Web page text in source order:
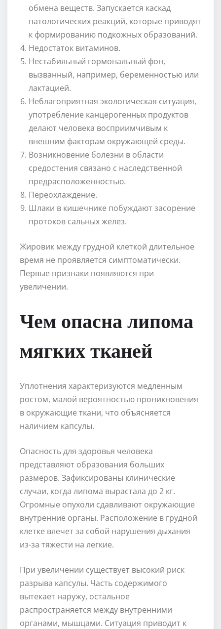
обмена веществ. Запускается каскад
патологических реакций, которые приводят
к формированию подкожных образований.
Недостаток витаминов.
Нестабильный гормональный фон,
вызванный, например, беременностью или
лактацией.
Неблагоприятная экологическая ситуация,
употребление канцерогенных продуктов
делают человека восприимчивым к
внешним факторам окружающей среды.
Возникновение болезни в области
средостения связано с наследственной
предрасположенностью.
Переохлаждение.
Шлаки в кишечнике побуждают засорение
протоков сальных желез.
Жировик между грудной клеткой длительное
время не проявляется симптоматически.
Первые признаки появляются при
увеличении.
Чем опасна липома
мягких тканей
Уплотнения характеризуются медленным
ростом, малой вероятностью проникновения
в окружающие ткани, что объясняется
наличием капсулы.
Опасность для здоровья человека
представляют образования больших
размеров. Зафиксированы клинические
случаи, когда липома вырастала до 2 кг.
Огромные опухоли сдавливают окружающие
внутренние органы. Расположение в грудной
клетке влечет за собой нарушения дыхания
из-за тяжести на легкие.
При увеличении существует высокий риск
разрыва капсулы. Часть содержимого
вытекает наружу, остальное
распространяется между внутренними
органами, мышцами. Ситуация приводит к